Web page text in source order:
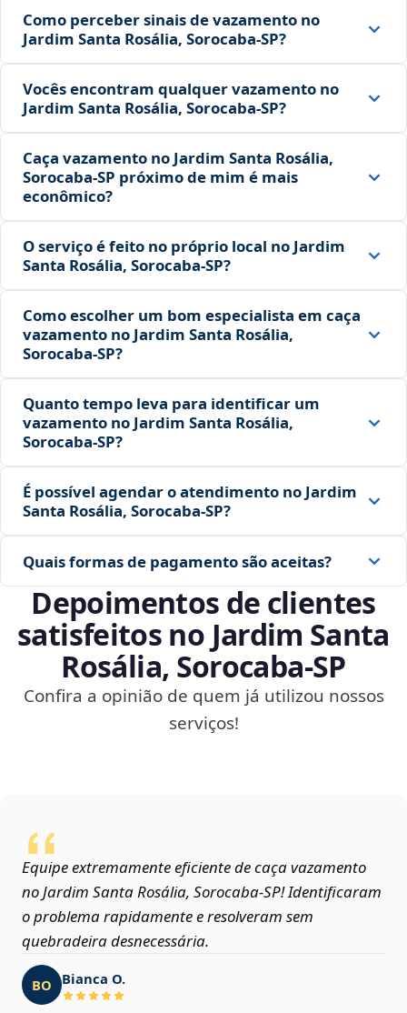
Como perceber sinais de vazamento no
Jardim Santa Rosália, Sorocaba‑SP?
Vocês encontram qualquer vazamento no
Jardim Santa Rosália, Sorocaba‑SP?
Caça vazamento no Jardim Santa Rosália,
Sorocaba‑SP próximo de mim é mais
econômico?
O serviço é feito no próprio local no Jardim
Santa Rosália, Sorocaba‑SP?
Como escolher um bom especialista em caça
vazamento no Jardim Santa Rosália,
Sorocaba‑SP?
Quanto tempo leva para identificar um
vazamento no Jardim Santa Rosália,
Sorocaba‑SP?
É possível agendar o atendimento no Jardim
Santa Rosália, Sorocaba‑SP?
Quais formas de pagamento são aceitas?
Depoimentos de clientes
satisfeitos no Jardim Santa
Rosália, Sorocaba‑SP
Confira a opinião de quem já utilizou nossos
serviços!
Equipe extremamente eficiente de caça vazamento
no Jardim Santa Rosália, Sorocaba‑SP! Identificaram
o problema rapidamente e resolveram sem
quebradeira desnecessária.
BO Bianca O.